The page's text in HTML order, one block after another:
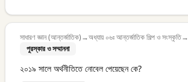
সাধারণ জ্ঞান (আন্তর্জাতিক)→অধ্যায় ০৬ঃ আন্তর্জাতিক শিল্প ও সংস্কৃতি→
পুরস্কার ও সম্মাননা
২০১৯ সালে অর্থনীতিতে নোবেল পেয়েছেন কে?